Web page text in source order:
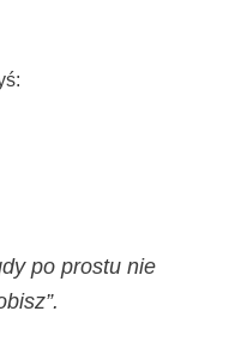
po prostu nie